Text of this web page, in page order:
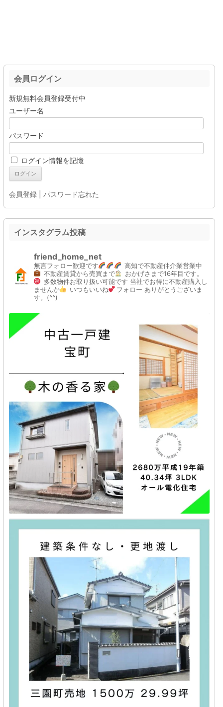
会員ログイン
新規無料会員登録受付中
ユーザー名
パスワード
ログイン情報を記憶
会員登録 パスワード忘れた
インスタグラム投稿
friend_home_net
無言フォロー歓迎です
高知で不動産仲介業営業中
不動産賃貸から売買まで
おかげさまで16年目です。
多数物件お取り扱い可能です 当社でお得に不動産購入し
ませんか
いつもいいね フォロー ありがとうございま
す。(^^)